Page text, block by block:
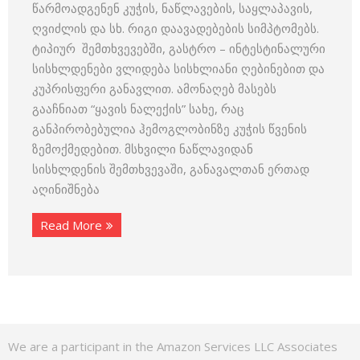
წარმოადგენენ კუჭის, ნაწლავების, საყლაპავის,
ღვიძლის და სხ. რიგი დაავადებების სიმპტომებს.
ტიპიურ შემთხვევებში, გასტრო – ინტესტინალური
სისხლდენები ვლიდება სისხლიანი ღებინებით და
კუპრისფერი განავლით. ამონაღებ მასებს
გააჩნიათ “ყავის ნალექის” სახე, რაც
განპირობებულია ჰემოგლობინზე კუჭის წვენის
ზემოქმედებით. მსხვილი ნაწლავიდან
სისხლდენის შემთხვევაში, განავალთან ერთად
აღინიშნება
Read More
We are a participant in the Amazon Services LLC Associates